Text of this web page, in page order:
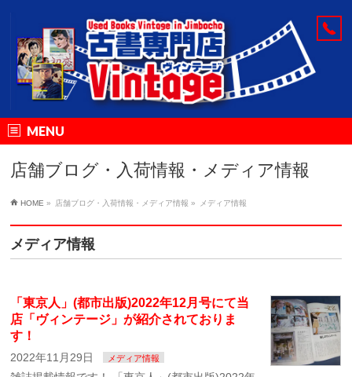
MENU
店舗ブログ・入荷情報・メディア情報
HOME » 店舗ブログ・入荷情報・メディア情報 » メディア情報
メディア情報
「東京人」(都市出版)2022年12月号にて当
店「ヴィンテージ」が紹介されておりま
す！
2022年11月29日 メディア情報